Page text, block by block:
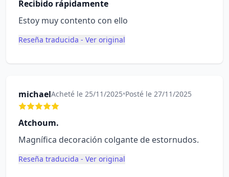
Recibido rápidamente
Estoy muy contento con ello
Reseña traducida - Ver original
michaelAcheté le 25/11/2025•Posté le 27/11/2025
Atchoum.
Magnífica decoración colgante de estornudos.
Reseña traducida - Ver original